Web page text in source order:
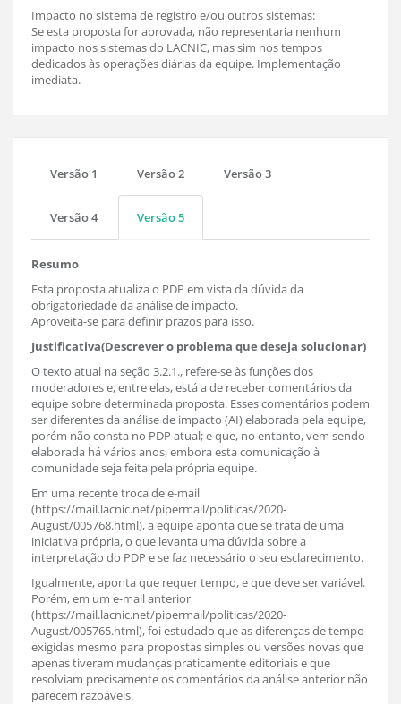
Impacto no sistema de registro e/ou outros sistemas:
Se esta proposta for aprovada, não representaria nenhum
impacto nos sistemas do LACNIC, mas sim nos tempos
dedicados às operações diárias da equipe. Implementação
imediata.
Versão 1 Versão 2 Versão 3
Versão 4 Versão 5
Resumo
Esta proposta atualiza o PDP em vista da dúvida da
obrigatoriedade da análise de impacto.
Aproveita-se para definir prazos para isso.
Justificativa(Descrever o problema que deseja solucionar)
O texto atual na seção 3.2.1., refere-se às funções dos
moderadores e, entre elas, está a de receber comentários da
equipe sobre determinada proposta. Esses comentários podem
ser diferentes da análise de impacto (AI) elaborada pela equipe,
porém não consta no PDP atual; e que, no entanto, vem sendo
elaborada há vários anos, embora esta comunicação à
comunidade seja feita pela própria equipe.
Em uma recente troca de e-mail
(https://mail.lacnic.net/pipermail/politicas/2020-
August/005768.html), a equipe aponta que se trata de uma
iniciativa própria, o que levanta uma dúvida sobre a
interpretação do PDP e se faz necessário o seu esclarecimento.
Igualmente, aponta que requer tempo, e que deve ser variável.
Porém, em um e-mail anterior
(https://mail.lacnic.net/pipermail/politicas/2020-
August/005765.html), foi estudado que as diferenças de tempo
exigidas mesmo para propostas simples ou versões novas que
apenas tiveram mudanças praticamente editoriais e que
resolviam precisamente os comentários da análise anterior não
parecem razoáveis.